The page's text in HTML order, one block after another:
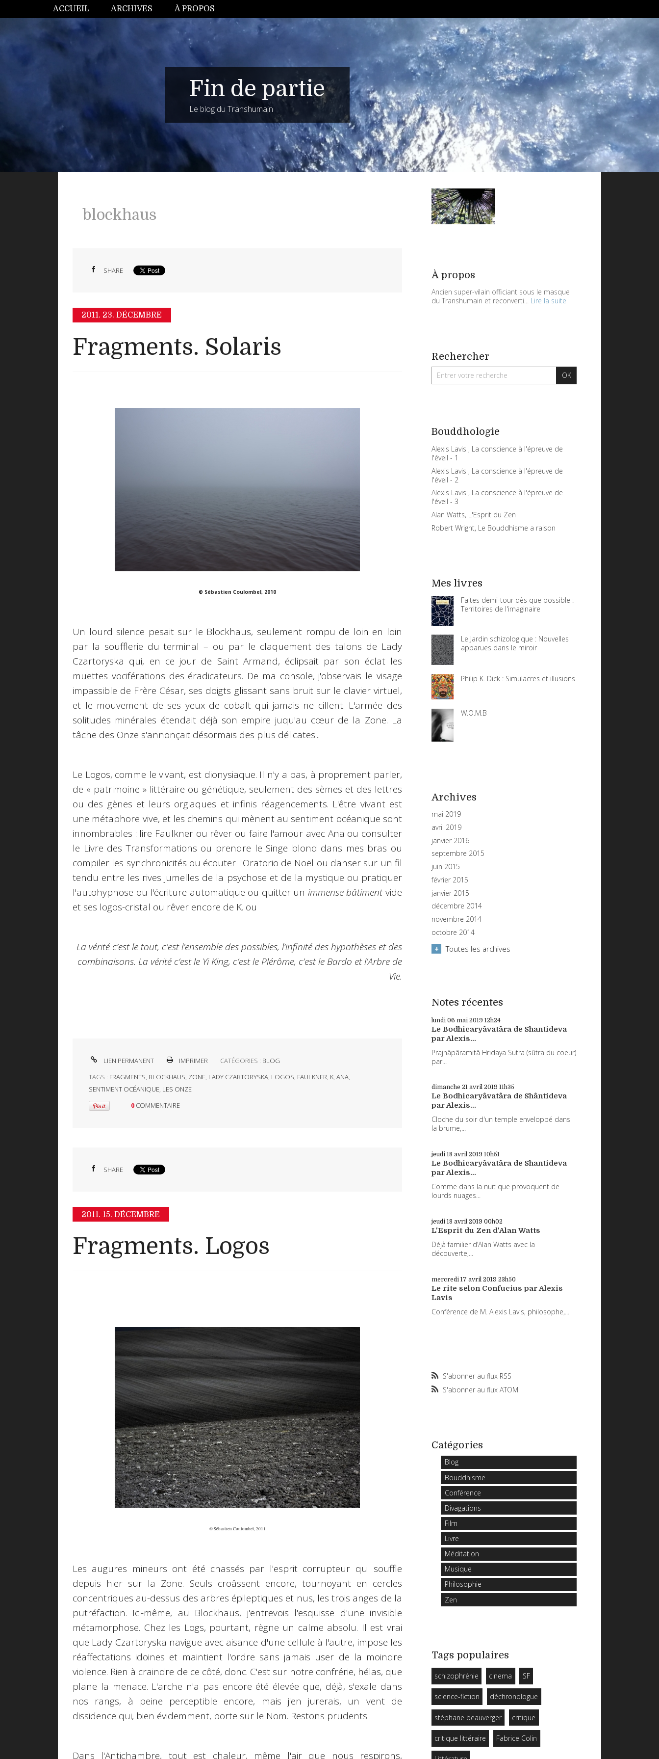
ACCUEIL ARCHIVES À PROPOS
Fin de partie
Le blog du Transhumain
blockhaus
SHARE
2011. 23. DÉCEMBRE
Fragments. Solaris
© Sébastien Coulombel, 2010
Un lourd silence pesait sur le Blockhaus, seulement rompu de loin en loin
par la soufflerie du terminal – ou par le claquement des talons de Lady
Czartoryska qui, en ce jour de Saint Armand, éclipsait par son éclat les
muettes vociférations des éradicateurs. De ma console, j'observais le visage
impassible de Frère César, ses doigts glissant sans bruit sur le clavier virtuel,
et le mouvement de ses yeux de cobalt qui jamais ne cillent. L'armée des
solitudes minérales étendait déjà son empire juqu'au cœur de la Zone. La
tâche des Onze s'annonçait désormais des plus délicates...
Le Logos, comme le vivant, est dionysiaque. Il n'y a pas, à proprement parler,
de « patrimoine » littéraire ou génétique, seulement des sèmes et des lettres
ou des gènes et leurs orgiaques et infinis réagencements. L'être vivant est
une métaphore vive, et les chemins qui mènent au sentiment océanique sont
innombrables : lire Faulkner ou rêver ou faire l'amour avec Ana ou consulter
le Livre des Transformations ou prendre le Singe blond dans mes bras ou
compiler les synchronicités ou écouter l'Oratorio de Noël ou danser sur un fil
tendu entre les rives jumelles de la psychose et de la mystique ou pratiquer
l'autohypnose ou l'écriture automatique ou quitter un immense bâtimentvide
et ses logos-cristal ou rêver encore de K. ou
La vérité c’est le tout, c’est l’ensemble des possibles, l’infinité des hypothèses et des
combinaisons. La vérité c’est le Yi King, c’est le Plérôme, c’est le Bardo et l’Arbre de
Vie.
LIEN PERMANENT IMPRIMER CATÉGORIES : BLOG
TAGS : FRAGMENTS, BLOCKHAUS, ZONE, LADY CZARTORYSKA, LOGOS, FAULKNER, K, ANA,
SENTIMENT OCÉANIQUE, LES ONZE
0 COMMENTAIRE
SHARE
2011. 15. DÉCEMBRE
Fragments. Logos
© Sébastien Coulombel, 2011
Les augures mineurs ont été chassés par l'esprit corrupteur qui souffle
depuis hier sur la Zone. Seuls croâssent encore, tournoyant en cercles
concentriques au-dessus des arbres épileptiques et nus, les trois anges de la
putréfaction. Ici-même, au Blockhaus, j'entrevois l'esquisse d'une invisible
métamorphose. Chez les Logs, pourtant, règne un calme absolu. Il est vrai
que Lady Czartoryska navigue avec aisance d'une cellule à l'autre, impose les
réaffectations idoines et maintient l'ordre sans jamais user de la moindre
violence. Rien à craindre de ce côté, donc. C'est sur notre confrérie, hélas, que
plane la menace. L'arche n'a pas encore été élevée que, déjà, s'exale dans
nos rangs, à peine perceptible encore, mais j'en jurerais, un vent de
dissidence qui, bien évidemment, porte sur le Nom. Restons prudents.
Dans l'Antichambre, tout est chaleur, même l'air que nous respirons,
À propos
Ancien super-vilain officiant sous le masque
du Transhumain et reconverti... Lire la suite
Rechercher
Bouddhologie
Alexis Lavis , La conscience à l'épreuve de
l'éveil - 1
Alexis Lavis , La conscience à l'épreuve de
l'éveil - 2
Alexis Lavis , La conscience à l'épreuve de
l'éveil - 3
Alan Watts, L'Esprit du Zen
Robert Wright, Le Bouddhisme a raison
Mes livres
Faites demi-tour dès que possible :
Territoires de l'imaginaire
Le Jardin schizologique : Nouvelles
apparues dans le miroir
Philip K. Dick : Simulacres et illusions
W.O.M.B
Archives
mai 2019
avril 2019
janvier 2016
septembre 2015
juin 2015
février 2015
janvier 2015
décembre 2014
novembre 2014
octobre 2014
Toutes les archives
Notes récentes
lundi 06 mai 2019 12h24
Le Bodhicaryâvatâra de Shantideva
par Alexis...
Prajnâpâramitâ Hridaya Sutra (sûtra du coeur)
par...
dimanche 21 avril 2019 11h35
Le Bodhicaryâvatâra de Shântideva
par Alexis...
Cloche du soir d'un temple enveloppé dans
la brume,...
jeudi 18 avril 2019 10h51
Le Bodhicaryâvatâra de Shantideva
par Alexis...
Comme dans la nuit que provoquent de
lourds nuages...
jeudi 18 avril 2019 00h02
L'Esprit du Zen d'Alan Watts
Déjà familier d’Alan Watts avec la
découverte,...
mercredi 17 avril 2019 23h50
Le rite selon Confucius par Alexis
Lavis
Conférence de M. Alexis Lavis, philosophe,...
S'abonner au flux RSS
S'abonner au flux ATOM
Catégories
Blog
Bouddhisme
Conférence
Divagations
Film
Livre
Méditation
Musique
Philosophie
Zen
Tags populaires
schizophrénie cinema SF
science-fiction déchronologue
stéphane beauverger critique
critique littéraire Fabrice Colin